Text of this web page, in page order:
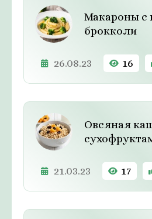
Макароны с
брокколи
26.08.23 16
Овсяная
21.03.23 17